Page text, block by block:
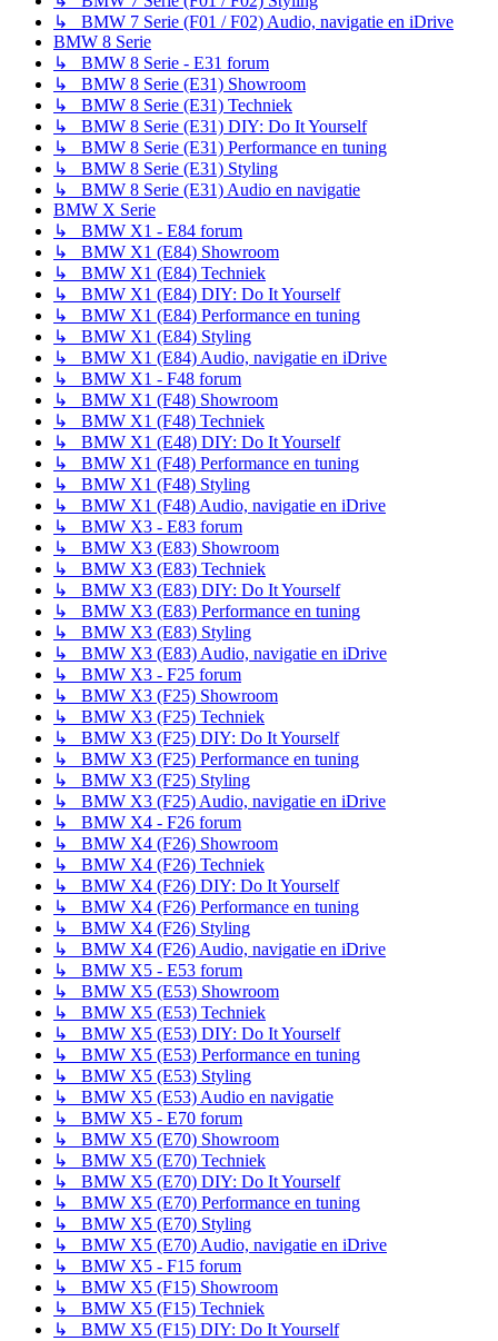
↳ BMW 7 Serie (F01 / F02) Audio, navigatie en iDrive
BMW 8 Serie
↳ BMW 8 Serie - E31 forum
↳ BMW 8 Serie (E31) Showroom
↳ BMW 8 Serie (E31) Techniek
↳ BMW 8 Serie (E31) DIY: Do It Yourself
↳ BMW 8 Serie (E31) Performance en tuning
↳ BMW 8 Serie (E31) Styling
↳ BMW 8 Serie (E31) Audio en navigatie
BMW X Serie
↳ BMW X1 - E84 forum
↳ BMW X1 (E84) Showroom
↳ BMW X1 (E84) Techniek
↳ BMW X1 (E84) DIY: Do It Yourself
↳ BMW X1 (E84) Performance en tuning
↳ BMW X1 (E84) Styling
↳ BMW X1 (E84) Audio, navigatie en iDrive
↳ BMW X1 - F48 forum
↳ BMW X1 (F48) Showroom
↳ BMW X1 (F48) Techniek
↳ BMW X1 (E48) DIY: Do It Yourself
↳ BMW X1 (F48) Performance en tuning
↳ BMW X1 (F48) Styling
↳ BMW X1 (F48) Audio, navigatie en iDrive
↳ BMW X3 - E83 forum
↳ BMW X3 (E83) Showroom
↳ BMW X3 (E83) Techniek
↳ BMW X3 (E83) DIY: Do It Yourself
↳ BMW X3 (E83) Performance en tuning
↳ BMW X3 (E83) Styling
↳ BMW X3 (E83) Audio, navigatie en iDrive
↳ BMW X3 - F25 forum
↳ BMW X3 (F25) Showroom
↳ BMW X3 (F25) Techniek
↳ BMW X3 (F25) DIY: Do It Yourself
↳ BMW X3 (F25) Performance en tuning
↳ BMW X3 (F25) Styling
↳ BMW X3 (F25) Audio, navigatie en iDrive
↳ BMW X4 - F26 forum
↳ BMW X4 (F26) Showroom
↳ BMW X4 (F26) Techniek
↳ BMW X4 (F26) DIY: Do It Yourself
↳ BMW X4 (F26) Performance en tuning
↳ BMW X4 (F26) Styling
↳ BMW X4 (F26) Audio, navigatie en iDrive
↳ BMW X5 - E53 forum
↳ BMW X5 (E53) Showroom
↳ BMW X5 (E53) Techniek
↳ BMW X5 (E53) DIY: Do It Yourself
↳ BMW X5 (E53) Performance en tuning
↳ BMW X5 (E53) Styling
↳ BMW X5 (E53) Audio en navigatie
↳ BMW X5 - E70 forum
↳ BMW X5 (E70) Showroom
↳ BMW X5 (E70) Techniek
↳ BMW X5 (E70) DIY: Do It Yourself
↳ BMW X5 (E70) Performance en tuning
↳ BMW X5 (E70) Styling
↳ BMW X5 (E70) Audio, navigatie en iDrive
↳ BMW X5 - F15 forum
↳ BMW X5 (F15) Showroom
↳ BMW X5 (F15) Techniek
↳ BMW X5 (F15) DIY: Do It Yourself